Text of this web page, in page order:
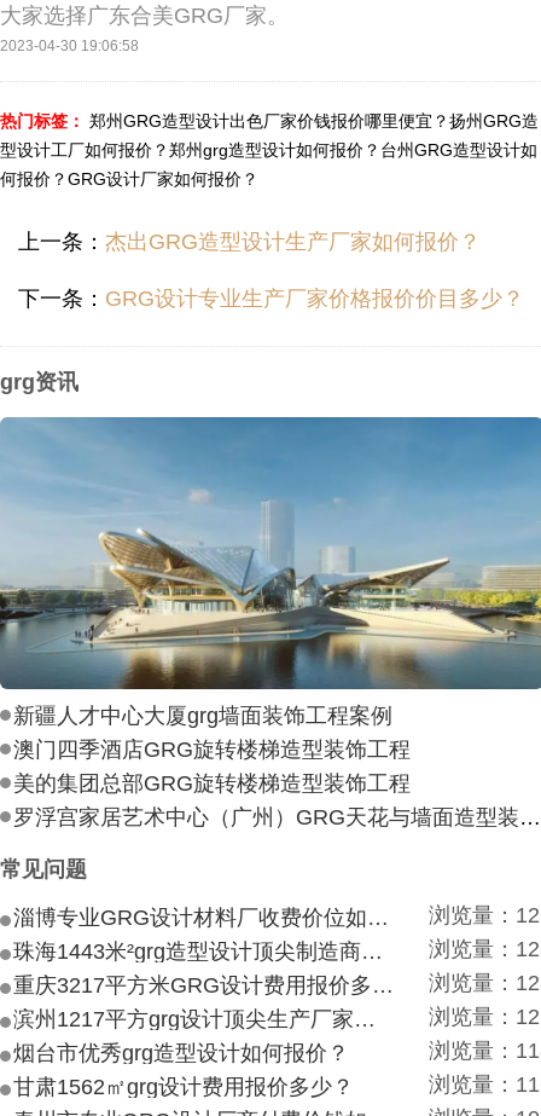
大家选择广东合美GRG厂家。
2023-04-30 19:06:58
热门标签： 郑州GRG造型设计出色厂家价钱报价哪里便宜？扬州GRG造
型设计工厂如何报价？郑州grg造型设计如何报价？ 台州GRG造型设计如
何报价？GRG设计厂家如何报价？
上一条： 杰出GRG造型设计生产厂家如何报价？
下一条： GRG设计专业生产厂家价格报价价目多少？
grg资讯
新疆人才中心大厦grg墙面装饰工程案例
澳门四季酒店GRG旋转楼梯造型装饰工程
美的集团总部GRG旋转楼梯造型装饰工程
罗浮宫家居艺术中心（广州）GRG天花与墙面造型装饰工程
常见问题
淄博专业GRG设计材料厂收费价位如何？
浏览量：
珠海1443米²grg造型设计顶尖制造商付费付费多少？
浏览量：
重庆3217平方米GRG设计费用报价多少？
浏览量：
滨州1217平方grg设计顶尖生产厂家价目如何？
浏览量：
烟台市优秀grg造型设计如何报价？
浏览量：
甘肃1562㎡grg设计费用报价多少？
浏览量：